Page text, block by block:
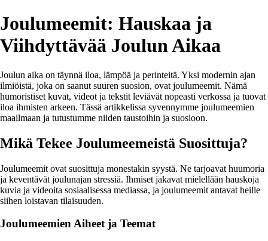
Joulumeemit: Hauskaa ja
Viihdyttävää Joulun Aikaa
Joulun aika on täynnä iloa, lämpöä ja perinteitä. Yksi modernin ajan
ilmiöistä, joka on saanut suuren suosion, ovat joulumeemit. Nämä
humoristiset kuvat, videot ja tekstit leviävät nopeasti verkossa ja tuovat
iloa ihmisten arkeen. Tässä artikkelissa syvennymme joulumeemien
maailmaan ja tutustumme niiden taustoihin ja suosioon.
Mikä Tekee Joulumeemeistä Suosittuja?
Joulumeemit ovat suosittuja monestakin syystä. Ne tarjoavat huumoria
ja keventävät joulunajan stressiä. Ihmiset jakavat mielellään hauskoja
kuvia ja videoita sosiaalisessa mediassa, ja joulumeemit antavat heille
siihen loistavan tilaisuuden.
Joulumeemien Aiheet ja Teemat